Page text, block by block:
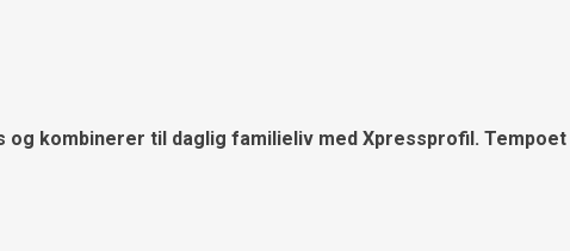
og kombinerer til daglig familieliv med Xpressprofil. Tempoet